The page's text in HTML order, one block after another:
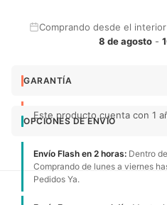
Comprando desde el
8 de agosto -
GARANTÍA
Este producto cuenta con 1
OPCIONES DE ENVÍO
Envío Flash en 2 horas: Dentro
Comprando de lunes a viernes
Pedidos Ya.